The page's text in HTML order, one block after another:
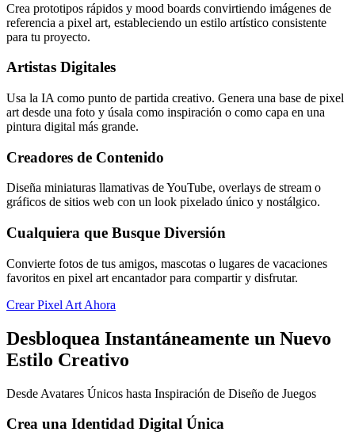
Crea prototipos rápidos y mood boards convirtiendo imágenes de
referencia a pixel art, estableciendo un estilo artístico consistente
para tu proyecto.
Artistas Digitales
Usa la IA como punto de partida creativo. Genera una base de pixel
art desde una foto y úsala como inspiración o como capa en una
pintura digital más grande.
Creadores de Contenido
Diseña miniaturas llamativas de YouTube, overlays de stream o
gráficos de sitios web con un look pixelado único y nostálgico.
Cualquiera que Busque Diversión
Convierte fotos de tus amigos, mascotas o lugares de vacaciones
favoritos en pixel art encantador para compartir y disfrutar.
Crear Pixel Art Ahora
Desbloquea Instantáneamente un Nuevo
Estilo Creativo
Desde Avatares Únicos hasta Inspiración de Diseño de Juegos
Crea una Identidad Digital Única